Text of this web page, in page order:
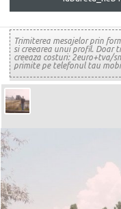
Trimiterea mesajelor prin
si creearea unui profil. Doar
creeaza costuri: 2euro+tva/
primite pe telefonul tau